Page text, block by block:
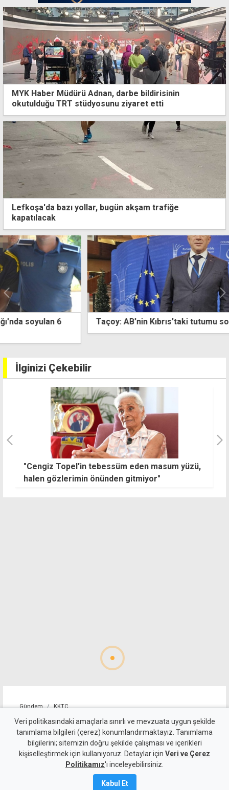
MYK Haber Müdürü Adnan, darbe bildirisinin
okutulduğu TRT stüdyosunu ziyaret etti
Lefkoşa'da bazı yollar, bugün akşam trafiğe
kapatılacak
Taçoy: AB'nin Kıbrıs'taki tutumu sorgulanmalı
İlginizi Çekebilir
"Cengiz Topel'in tebessüm eden masum yüzü,
halen gözlerimin önünden gitmiyor"
Gündem KKTC
İsim benzerliği iş insanını
mağdur etti: Dava ve sanıkla
ilgim yok
Veri politikasındaki amaçlarla sınırlı ve mevzuata uygun şekilde
tanımlama bilgileri (çerez) konumlandırmaktayız. Tanımlama
bilgilerini; sitemizin doğru şekilde çalışması ve içerikleri
kişiselleştirmek için kullanıyoruz. Detaylar için Veri ve Çerez
Politikamız'ı inceleyebilirsiniz.
Kabul Et